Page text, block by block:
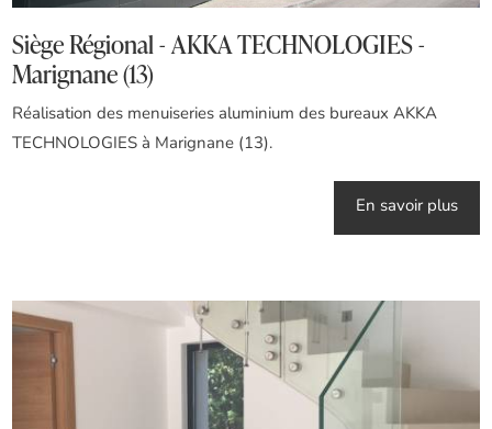
Siège Régional - AKKA TECHNOLOGIES -
Marignane (13)
Réalisation des menuiseries aluminium des bureaux AKKA
TECHNOLOGIES à Marignane (13).
En savoir plus